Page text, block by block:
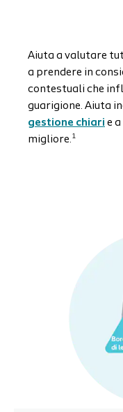
Aiuta a valutare
a prendere in
contestuali che
guarigione. Aiuta
gestione chiari e
migliore.1